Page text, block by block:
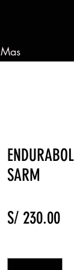
Mas
SARM
S/ 230.00